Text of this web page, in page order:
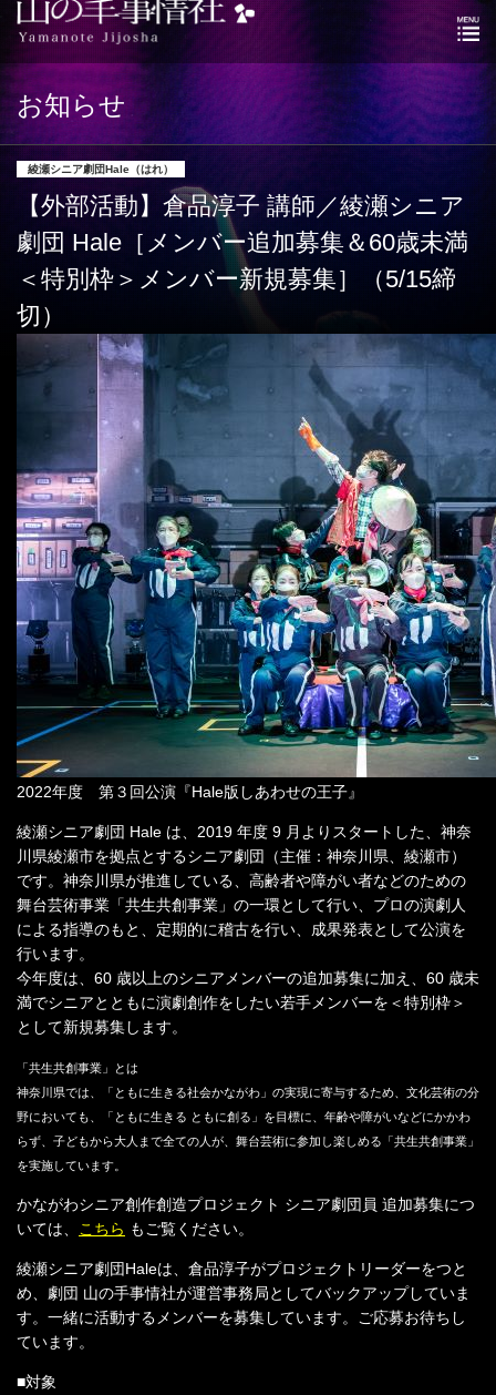
お知らせ
綾瀬シニア劇団Hale（はれ）
【外部活動】倉品淳子 講師／綾瀬シニア
劇団 Hale［メンバー追加募集＆60歳未満
＜特別枠＞メンバー新規募集］（5/15締
切）
2022年度 第３回公演『Hale版しあわせの王子』
綾瀬シニア劇団 Hale は、2019 年度 9 月よりスタートした、神奈
川県綾瀬市を拠点とするシニア劇団（主催：神奈川県、綾瀬市）
です。神奈川県が推進している、高齢者や障がい者などのための
舞台芸術事業「共生共創事業」の一環として行い、プロの演劇人
による指導のもと、定期的に稽古を行い、成果発表として公演を
行います。
今年度は、60 歳以上のシニアメンバーの追加募集に加え、60 歳未
満でシニアとともに演劇創作をしたい若手メンバーを＜特別枠＞
として新規募集します。
「共生共創事業」とは
神奈川県では、「ともに生きる社会かながわ」の実現に寄与するため、文化芸術の分
野においても、「ともに生きる ともに創る」を目標に、年齢や障がいなどにかかわ
らず、子どもから大人まで全ての人が、舞台芸術に参加し楽しめる「共生共創事業」
を実施しています。
かながわシニア創作創造プロジェクト シニア劇団員 追加募集につ
いては、
こちら もご覧ください。
綾瀬シニア劇団Haleは、倉品淳子がプロジェクトリーダーをつと
め、劇団 山の手事情社が運営事務局としてバックアップしていま
す。一緒に活動するメンバーを募集しています。ご応募お待ちし
ています。
■対象